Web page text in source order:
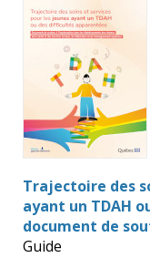
Trajectoire des
ayant un TDAH
document de
Guide